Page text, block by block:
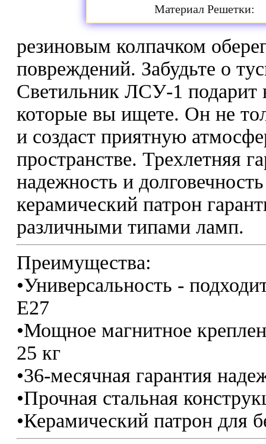
Материал Решетки:
резиновым колпачком
повреждений. Забудьте о
Светильник ЛСУ-1 подарит
которые вы ищете. Он не
и создаст приятную
пространстве. Трехлетняя
надежность и
керамический патрон
различными типами ламп.
Преимущества:
•Универсальность -
Е27
•Мощное магнитное
25 кг
•36-месячная гарантия
•Прочная стальная
•Керамический патрон для